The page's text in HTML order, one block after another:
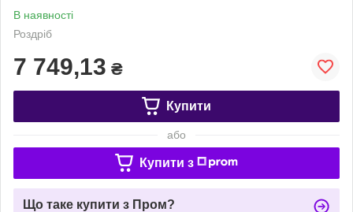
В наявності
Роздріб
7 749,13 ₴
Купити
або
Купити з
Що таке купити з Пром?